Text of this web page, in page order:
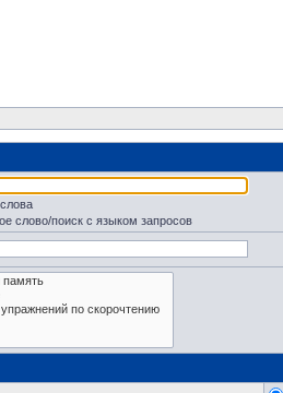
слово/поиск с языком запросов